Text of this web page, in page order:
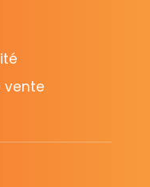
vente